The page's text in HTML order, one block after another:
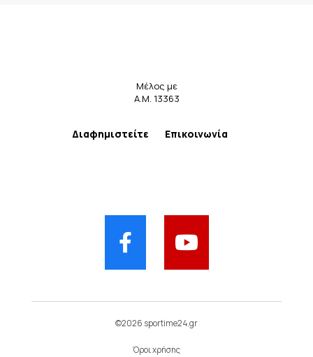
Μέλος με
Α.Μ. 13363
Διαφημιστείτε Επικοινωνία
©2026 sportime24.gr
Όροι χρήσης